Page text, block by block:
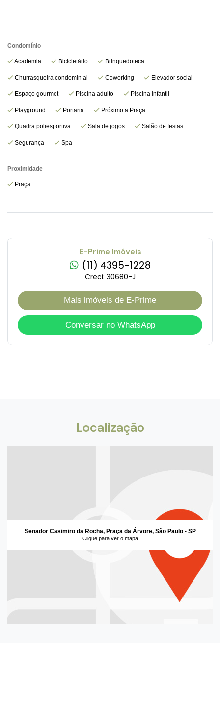
Condomínio
Academia Bicicletário Brinquedoteca
Churrasqueira condominial Coworking Elevador social
Espaço gourmet Piscina adulto Piscina infantil
Playground Portaria Próximo a Praça
Quadra poliesportiva Sala de jogos Salão de festas
Segurança Spa
Proximidade
Praça
E-Prime Imóveis
(11) 4395-1228
Creci: 30680-J
Mais imóveis de E-Prime
Conversar no WhatsApp
Localização
Senador Casimiro da Rocha, Praça da Árvore, São Paulo - SP
Clique para ver o mapa